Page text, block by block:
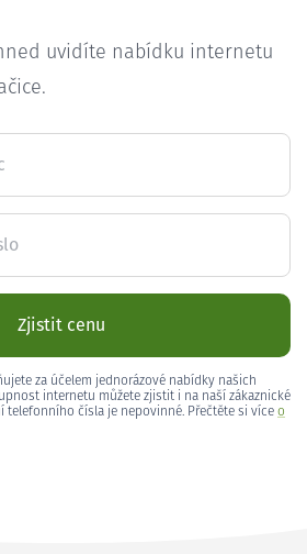
uvidíte nabídku internetu
Zjistit cenu
za účelem jednorázové nabídky našich
internetu můžete zjistit i na naší zákaznické
telefonního čísla je nepovinné. Přečtěte si více o